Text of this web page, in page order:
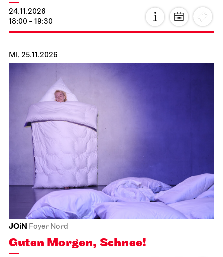
24.11.2026
18:00 - 19:30
Mi, 25.11.2026
JOiN Foyer Nord
Guten Morgen, Schnee!